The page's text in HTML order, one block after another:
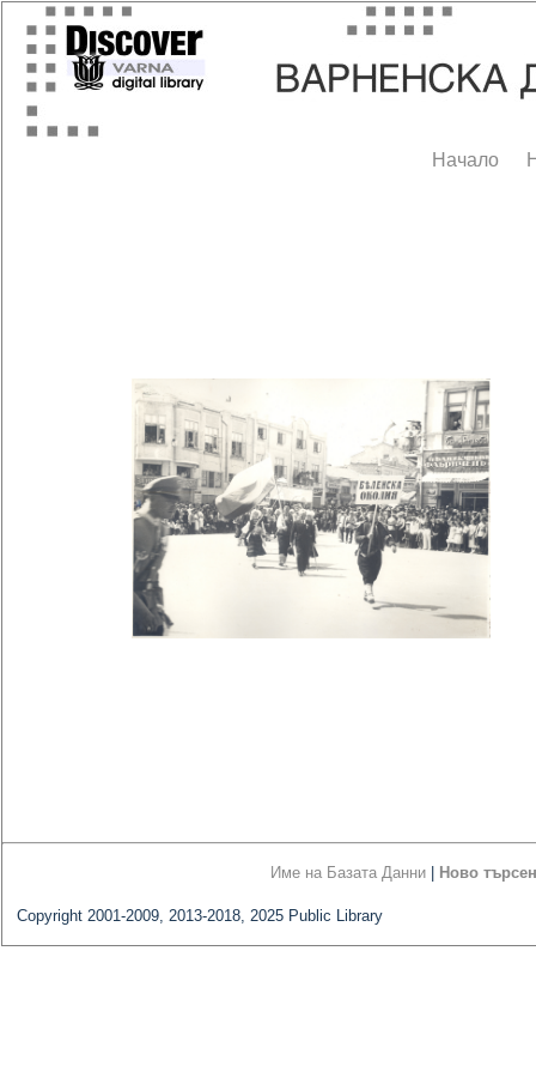
Начало
Име на Базата Данни Ново
Copyright 2001-2009, 2013-2018, 2025 Public Library